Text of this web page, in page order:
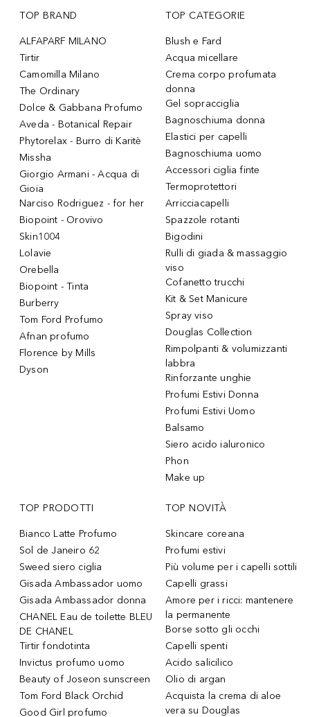
TOP BRAND
ALFAPARF MILANO
Tirtir
Camomilla Milano
The Ordinary
Dolce & Gabbana Profumo
Aveda - Botanical Repair
Phytorelax - Burro di Karitè
Missha
Giorgio Armani - Acqua di
Gioia
Narciso Rodriguez - for her
Biopoint - Orovivo
Skin1004
Lolavie
Orebella
Biopoint - Tinta
Burberry
Tom Ford Profumo
Afnan profumo
Florence by Mills
Dyson
TOP CATEGORIE
Blush e Fard
Acqua micellare
Crema corpo profumata
donna
Gel sopracciglia
Bagnoschiuma donna
Elastici per capelli
Bagnoschiuma uomo
Accessori ciglia finte
Termoprotettori
Arricciacapelli
Spazzole rotanti
Bigodini
Rulli di giada & massaggio
viso
Cofanetto trucchi
Kit & Set Manicure
Spray viso
Douglas Collection
Rimpolpanti & volumizzanti
labbra
Rinforzante unghie
Profumi Estivi Donna
Profumi Estivi Uomo
Balsamo
Siero acido ialuronico
Phon
Make up
TOP PRODOTTI
Bianco Latte Profumo
Sol de Janeiro 62
Sweed siero ciglia
Gisada Ambassador uomo
Gisada Ambassador donna
CHANEL Eau de toilette BLEU
DE CHANEL
Tirtir fondotinta
Invictus profumo uomo
Beauty of Joseon sunscreen
Tom Ford Black Orchid
Good Girl profumo
TOP NOVITÀ
Skincare coreana
Profumi estivi
Più volume per i capelli sottili
Capelli grassi
Amore per i ricci: mantenere
la permanente
Borse sotto gli occhi
Capelli spenti
Acido salicilico
Olio di argan
Acquista la crema di aloe
vera su Douglas